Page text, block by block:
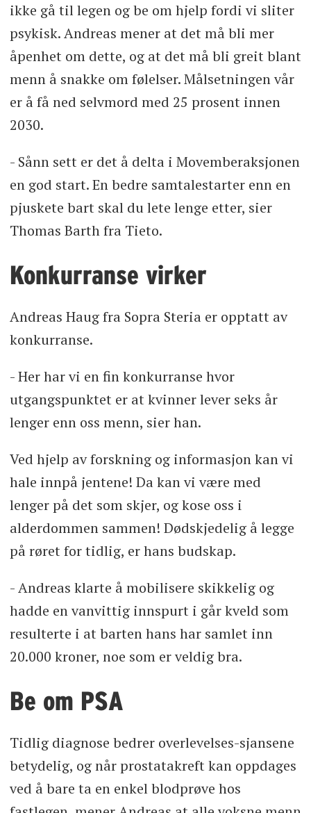
ikke gå til legen og be om hjelp fordi vi sliter
psykisk. Andreas mener at det må bli mer
åpenhet om dette, og at det må bli greit blant
menn å snakke om følelser. Målsetningen vår
er å få ned selvmord med 25 prosent innen
2030.
- Sånn sett er det å delta i Movemberaksjonen
en god start. En bedre samtalestarter enn en
pjuskete bart skal du lete lenge etter, sier
Thomas Barth fra Tieto.
Konkurranse virker
Andreas Haug fra Sopra Steria er opptatt av
konkurranse.
- Her har vi en fin konkurranse hvor
utgangspunktet er at kvinner lever seks år
lenger enn oss menn, sier han.
Ved hjelp av forskning og informasjon kan vi
hale innpå jentene! Da kan vi være med
lenger på det som skjer, og kose oss i
alderdommen sammen! Dødskjedelig å legge
på røret for tidlig, er hans budskap.
- Andreas klarte å mobilisere skikkelig og
hadde en vanvittig innspurt i går kveld som
resulterte i at barten hans har samlet inn
20.000 kroner, noe som er veldig bra.
Be om PSA
Tidlig diagnose bedrer overlevelses-sjansene
betydelig, og når prostatakreft kan oppdages
ved å bare ta en enkel blodprøve hos